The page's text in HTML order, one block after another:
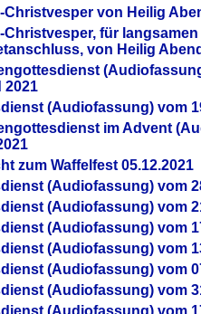
Christvesper von Heilig
Christvesper, für langsamen
von Heilig
2021
(Audiofassung) vom
im Advent
zum Waffelfest 05.12.2021
(Audiofassung) vom
(Audiofassung) vom
(Audiofassung) vom
(Audiofassung) vom
(Audiofassung) vom
(Audiofassung) vom